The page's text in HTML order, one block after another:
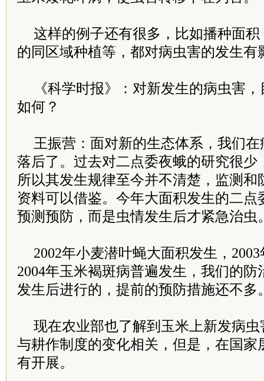
这样的例子还有很多，比如播种面
的同区域种植等，都对病虫害的发生有
《科学时报》：对新发生的病虫害
如何？
王振营：面对新的生态体系，我们
落后了。过去对二点委夜蛾的研究很少
所以其发生规律至今并不清楚，监测和
资料可以借鉴。今年大面积发生的二点
预测预防，而是虫情发生后才紧急治虫
2002年小麦潜叶蝇大面积发生，
2004年玉米褐斑病普遍发生，我们的
发生后进行的，提前的预防措施还不多
现在农业部也了解到玉米上新发病
与耕作制度的变化相关，但是，在国家
有开展。